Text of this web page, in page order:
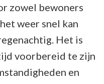
zowel bewoners
weer snel kan
Het is
voorbereid te zijn
en